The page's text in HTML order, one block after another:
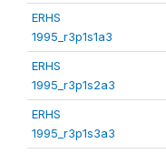
ERHS
1995_r3p1s1a3
ERHS
1995_r3p1s2a3
ERHS
1995_r3p1s3a3